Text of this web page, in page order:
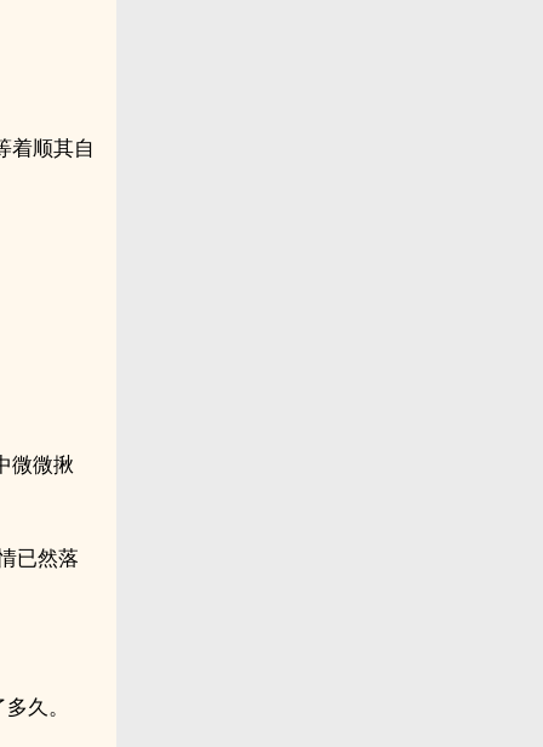
着顺其自
微微揪
已然落
久。